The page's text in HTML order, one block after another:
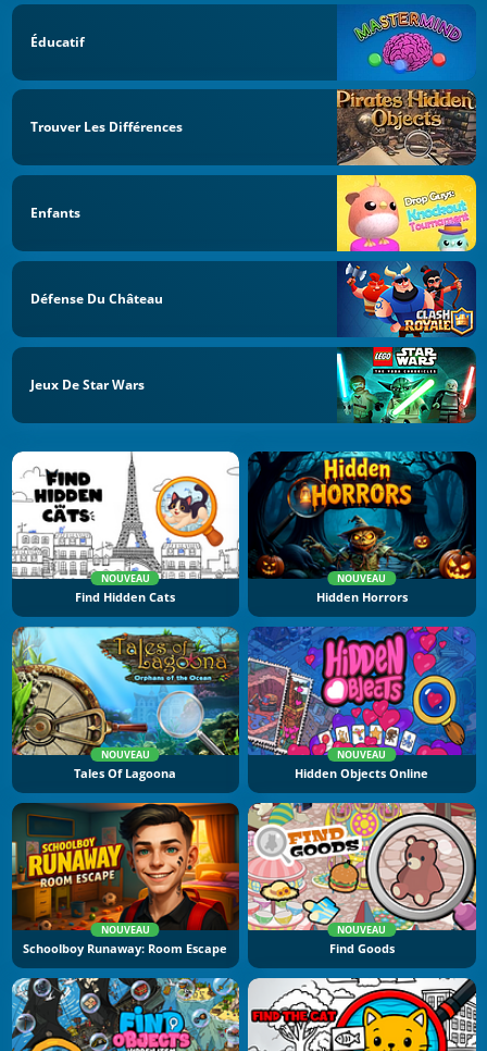
Éducatif
Trouver Les Différences
Enfants
Défense Du Château
Jeux De Star Wars
NOUVEAU
Find Hidden Cats
NOUVEAU
Hidden Horrors
NOUVEAU
Tales Of Lagoona
NOUVEAU
Hidden Objects Online
NOUVEAU
Schoolboy Runaway: Room Escape
NOUVEAU
Find Goods